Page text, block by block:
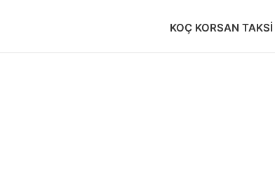
KOÇ KORSAN TAKSI